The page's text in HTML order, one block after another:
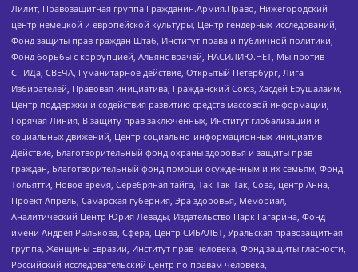
Лилит, Правозащитная группа Гражданин.Армия.Право, Нижегородский
центр немецкой и европейской культуры, Центр гендерных исследований,
Фонд защиты прав граждан Штаб, Институт права и публичной политики,
Фонд борьбы с коррупцией, Альянс врачей, НАСИЛИЮ.НЕТ, Мы против
СПИДа, СВЕЧА, Гуманитарное действие, Открытый Петербург, Лига
Избирателей, Правовая инициатива, Гражданский Союз, Хасдей Ерушалаим,
Центр поддержки и содействия развитию средств массовой информации,
Горячая Линия, В защиту прав заключенных, Институт глобализации и
социальных движений, Центр социально-информационных инициатив
Действие, Благотворительный фонд охраны здоровья и защиты прав
граждан, Благотворительный фонд помощи осужденным и их семьям, Фонд
Тольятти, Новое время, Серебряная тайга, Так-Так-Так, Сова, центр Анна,
Проект Апрель, Самарская губерния, Эра здоровья, Мемориал,
Аналитический Центр Юрия Левады, Издательство Парк Гагарина, Фонд
имени Андрея Рылькова, Сфера, Центр СИБАЛЬТ, Уральская правозащитная
группа, Женщины Евразии, Институт прав человека, Фонд защиты гласности,
Российский исследовательский центр по правам человека,